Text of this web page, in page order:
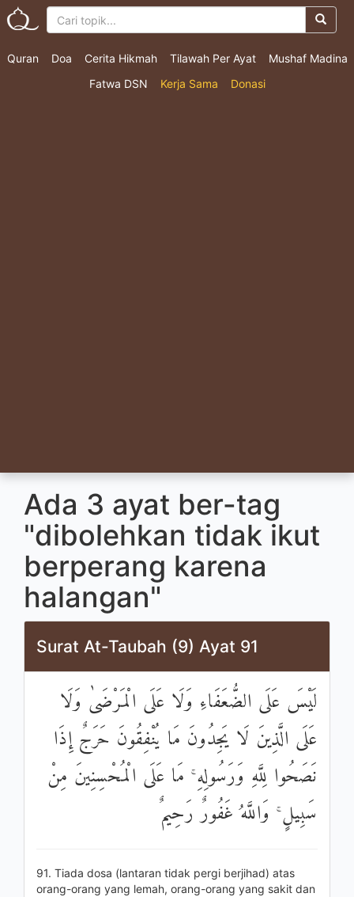
Quran Doa Cerita Hikmah Tilawah Per Ayat
Mushaf Madina
Fatwa DSN
Kerja Sama Donasi
Ada 3 ayat ber-tag
"dibolehkan tidak ikut
berperang karena
halangan"
Surat At-Taubah (9) Ayat 91
لَيْسَ عَلَى الضُّعَفَاءِ وَلَا عَلَى الْمَرْضَىٰ وَلَا
عَلَى الَّذِينَ لَا يَجِدُونَ مَا يُنْفِقُونَ حَرَجٌ إِذَا
نَصَحُوا لِلَّهِ وَرَسُولِهِ ۚ مَا عَلَى الْمُحْسِنِينَ مِنْ
سَبِيلٍ ۚ وَاللَّهُ غَفُورٌ رَحِيمٌ
91. Tiada dosa (lantaran tidak pergi berjihad) atas
orang-orang yang lemah, orang-orang yang sakit dan